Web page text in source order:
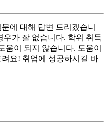
에 대해 답변 드리겠습니
가 잘 없습니다. 학위 취득
움이 되지 않습니다. 도움이
요! 취업에 성공하시길 바